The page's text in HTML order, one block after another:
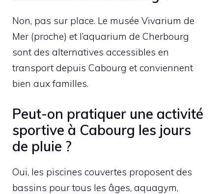
Non, pas sur place. Le musée Vivarium de
Mer (proche) et l’aquarium de Cherbourg
sont des alternatives accessibles en
transport depuis Cabourg et conviennent
bien aux familles.
Peut-on pratiquer une activité
sportive à Cabourg les jours
de pluie ?
Oui, les piscines couvertes proposent des
bassins pour tous les âges, aquagym,